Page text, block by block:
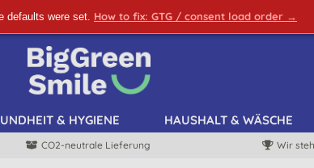
defaults were set. How to fix: GTG / consent load order →Grüne
& HYGIENE HAUSHALT & WÄSCHE
CO2-neutrale Lieferung Wir